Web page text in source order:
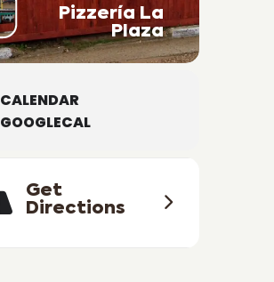
Pizzería La
Plaza
CALENDAR
GOOGLECAL
Get
Directions